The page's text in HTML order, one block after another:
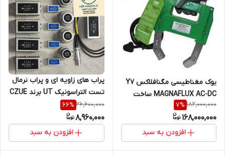
یوک مغناطیسی مگنافلاکس Y7
MAGNAFLUX AC-DC ساخت
کمپانی مگنافلاکس انگلستان
182,000,000
7%
168,000,000
افزودن به سبد
پراب های زاویه ای و پراب نرمال
تست التراسونیک UT برند CZUE
26,600,000
66%
8,960,000
افزودن به سبد